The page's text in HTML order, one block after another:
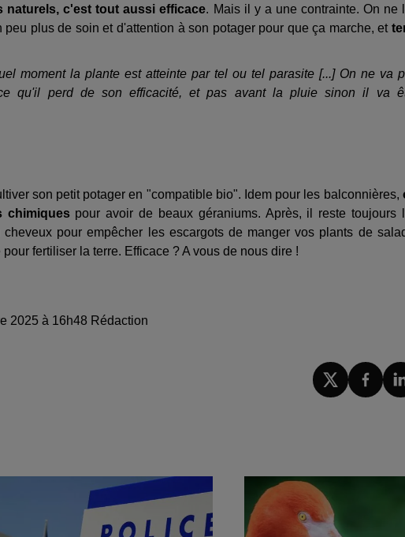
naturels, c'est tout aussi efficace. Mais il y a une contrainte. On ne
plus de soin et d'attention à son potager pour que ça marche, et
moment la plante est atteinte par tel ou tel parasite [...] On ne va
qu'il perd de son efficacité, et pas avant la pluie sinon il va
son petit potager en "compatible bio". Idem pour les balconnières,
chimiquespour avoir de beaux géraniums. Après, il reste toujours
pour empêcher les escargots de manger vos plants de
fertiliser la terre. Efficace ? A vous de nous dire !
2025 à 16h48 Rédaction